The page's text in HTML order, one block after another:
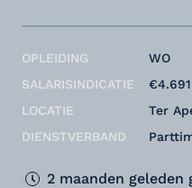
OPLEIDING
SALARISINDICATIE
LOCATIE
DIENSTVERBAND
WO
Ter
2 maanden geleden